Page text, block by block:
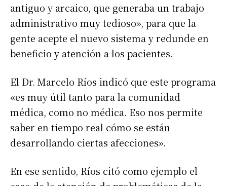
antiguo y arcaico, que generaba un trabajo
administrativo muy tedioso», para que la
gente acepte el nuevo sistema y redunde en
beneficio y atención a los pacientes.
El Dr. Marcelo Ríos indicó que este programa
«es muy útil tanto para la comunidad
médica, como no médica. Eso nos permite
saber en tiempo real cómo se están
desarrollando ciertas afecciones».
En ese sentido, Ríos citó como ejemplo el